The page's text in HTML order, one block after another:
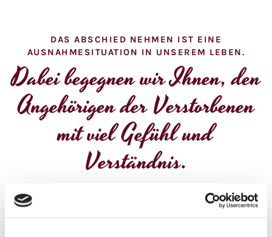
DAS ABSCHIED NEHMEN IST EINE
AUSNAHMESITUATION IN UNSEREM LEBEN.
Dabei begegnen wir Ihnen, den
Angehörigen der Verstorbenen
mit viel Gefühl und
Verständnis.
Mit Einfühlungsvermögen und Verständnis stehen